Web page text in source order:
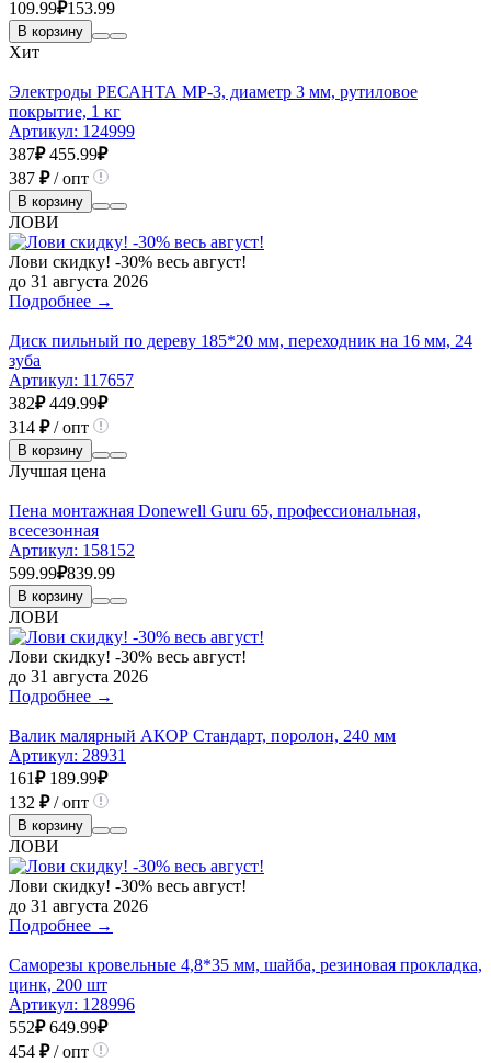
109.99₽153.99
В корзину
Хит
Электроды РЕСАНТА МР-3, диаметр 3 мм, рутиловое
покрытие, 1 кг
Артикул: 124999
387₽ 455.99₽
387 ₽/ опт
В корзину
ЛОВИ
Лови скидку! -30% весь август!
до 31 августа 2026
Подробнее →
Диск пильный по дереву 185*20 мм, переходник на 16 мм, 24
зуба
Артикул: 117657
382₽ 449.99₽
314 ₽/ опт
В корзину
Лучшая цена
Пена монтажная Donewell Guru 65, профессиональная,
всесезонная
Артикул: 158152
599.99₽839.99
В корзину
ЛОВИ
Лови скидку! -30% весь август!
до 31 августа 2026
Подробнее →
Валик малярный АКОР Стандарт, поролон, 240 мм
Артикул: 28931
161₽ 189.99₽
132 ₽/ опт
В корзину
ЛОВИ
Лови скидку! -30% весь август!
до 31 августа 2026
Подробнее →
Саморезы кровельные 4,8*35 мм, шайба, резиновая прокладка,
цинк, 200 шт
Артикул: 128996
552₽ 649.99₽
454 ₽/ опт